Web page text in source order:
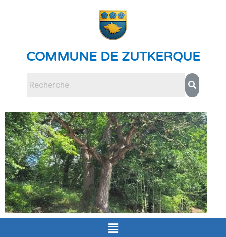
COMMUNE DE ZUTKERQUE